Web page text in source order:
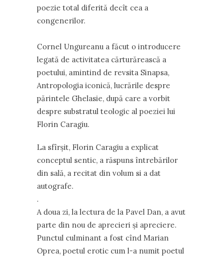
poezie total diferită decît cea a
congenerilor.
Cornel Ungureanu a făcut o introducere
legată de activitatea cărturărească a
poetului, amintind de revsita Sinapsa,
Antropologia iconică, lucrările despre
părintele Ghelasie, după care a vorbit
despre substratul teologic al poeziei lui
Florin Caragiu.
La sfîrşit, Florin Caragiu a explicat
conceptul sentic, a răspuns întrebărilor
din sală, a recitat din volum si a dat
autografe.
.
A doua zi, la lectura de la Pavel Dan, a avut
parte din nou de aprecieri şi apreciere.
Punctul culminant a fost cînd Marian
Oprea, poetul erotic cum l-a numit poetul